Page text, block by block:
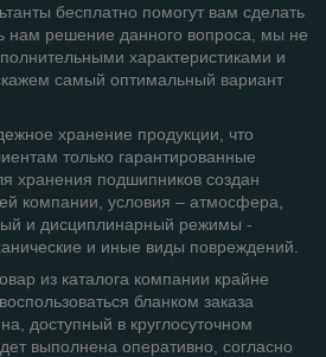
бесплатно помогут вам сделать
нам решение данного вопроса, мы не
характеристиками и
самый оптимальный вариант
хранение продукции, что
только гарантированные
хранения подшипников создан
компании, условия – атмосфера,
и дисциплинарный режимы -
и иные виды повреждений.
из каталога компании крайне
бланком заказа
доступный в круглосуточном
выполнена оперативно, согласно